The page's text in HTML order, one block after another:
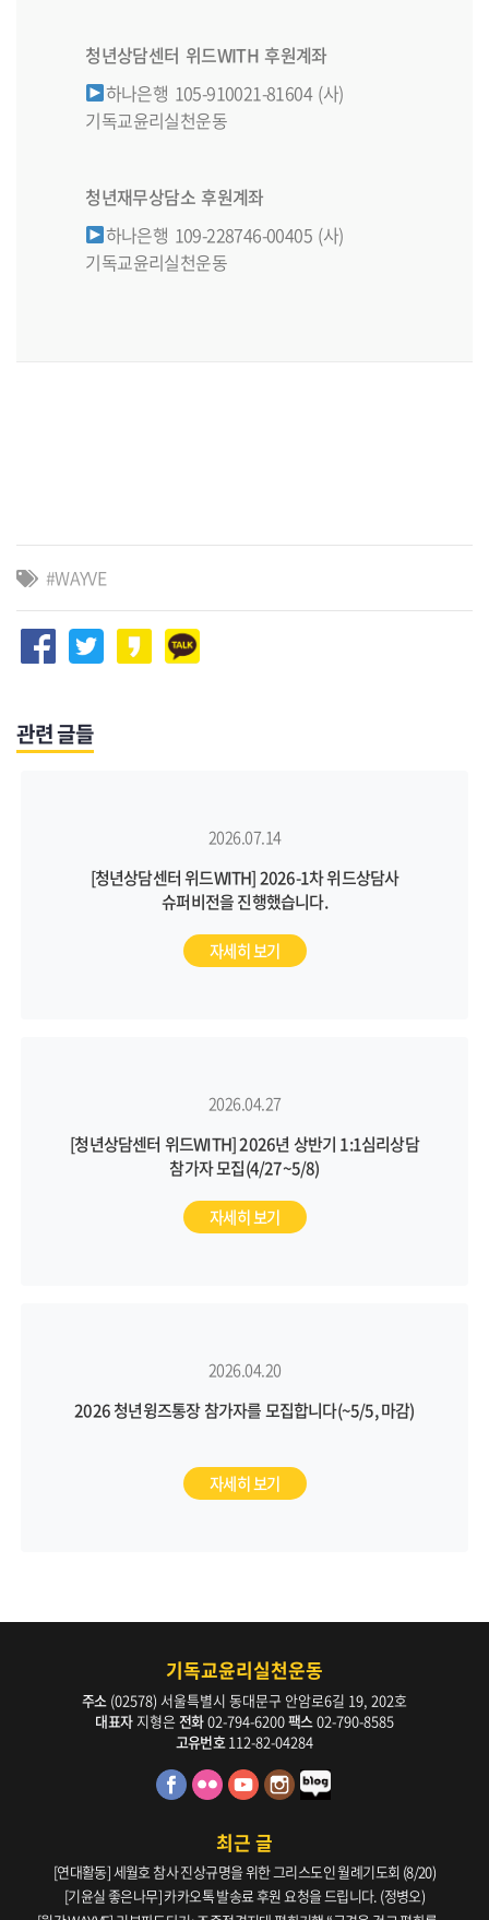
청년상담센터 위드WITH 후원계좌
하나은행 105-910021-81604 (사)
기독교윤리실천운동
청년재무상담소 후원계좌
하나은행 109-228746-00405 (사)
기독교윤리실천운동
WAYVE
관련 글들
2026.07.14
[청년상담센터 위드WITH] 2026-1차 위드상담사
슈퍼비전을 진행했습니다.
자세히 보기
2026.04.27
[청년상담센터 위드WITH] 2026년 상반기 1:1심리상담
참가자 모집(4/27~5/8)
자세히 보기
2026.04.20
2026 청년윙즈통장 참가자를 모집합니다(~5/5, 마감)
자세히 보기
기독교윤리실천운동
주소(02578) 서울특별시 동대문구 안암로6길 19, 202호
대표자지형은 전화02-794-6200팩스02-790-8585
고유번호112-82-04284
최근 글
[연대활동] 세월호 참사 진상규명을 위한 그리스도인 월례기도회 (8/20)
[기윤실 좋은나무] 카카오톡 발송료 후원 요청을 드립니다. (정병오)